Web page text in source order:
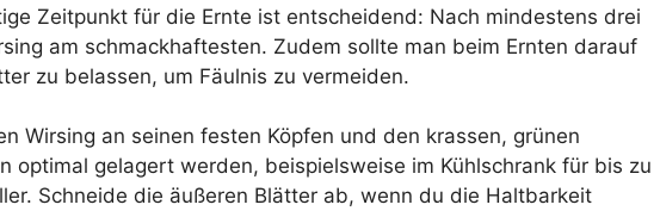
Zeitpunkt für die Ernte ist entscheidend: Nach mindestens drei
am schmackhaftesten. Zudem sollte man beim Ernten darauf
zu belassen, um Fäulnis zu vermeiden.
Wirsing an seinen festen Köpfen und den krassen, grünen
optimal gelagert werden, beispielsweise im Kühlschrank für bis zu
Schneide die äußeren Blätter ab, wenn du die Haltbarkeit